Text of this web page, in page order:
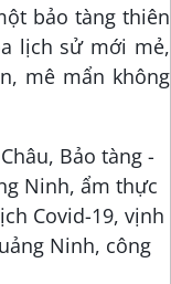
bảo tàng thiên
lịch sử mới mẻ,
mê mẩn không